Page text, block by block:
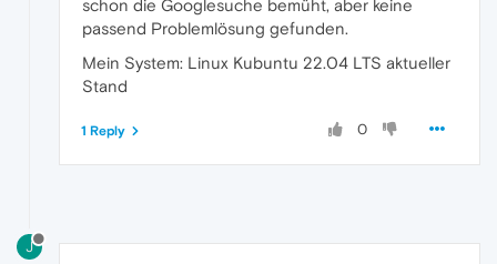
schon die Googlesuche bemüht, aber keine
passend Problemlösung gefunden.
Mein System: Linux Kubuntu 22.04 LTS aktueller
Stand
0
1 Reply
J